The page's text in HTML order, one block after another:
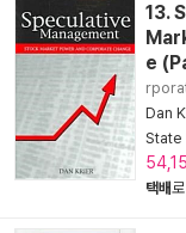
13.
e
Dan
State
택배